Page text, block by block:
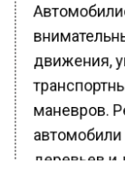
движения,
маневров.
деревьев и